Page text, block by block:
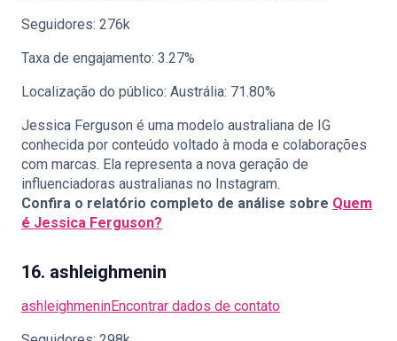
Seguidores: 276k
Taxa de engajamento: 3.27%
Localização do público: Austrália: 71.80%
Jessica Ferguson é uma modelo australiana de IG
conhecida por conteúdo voltado à moda e colaborações
com marcas. Ela representa a nova geração de
influenciadoras australianas no Instagram.
Confira o relatório completo de análise sobre Quem
é Jessica Ferguson?
16. ashleighmenin
ashleighmeninEncontrar dados de contato